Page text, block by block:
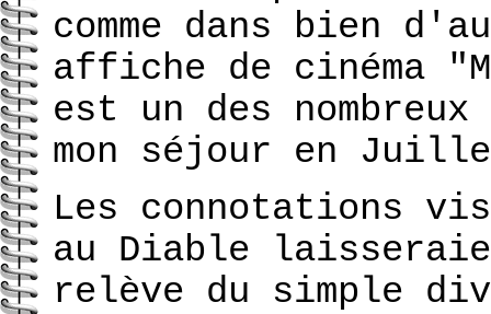
comme dans bien
affiche de cinéma
est un des nombreux
mon séjour en
Les connotations
au Diable
relève du simple